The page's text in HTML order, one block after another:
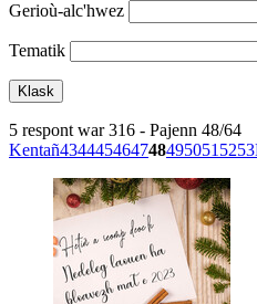
Gerioù-alc'hwez
Tematik
5 respont war 316 - Pajenn 48/64
Kentañ434445464748495051 5253